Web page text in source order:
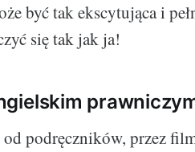
być tak ekscytująca i
się tak jak ja!
podręczników, przez